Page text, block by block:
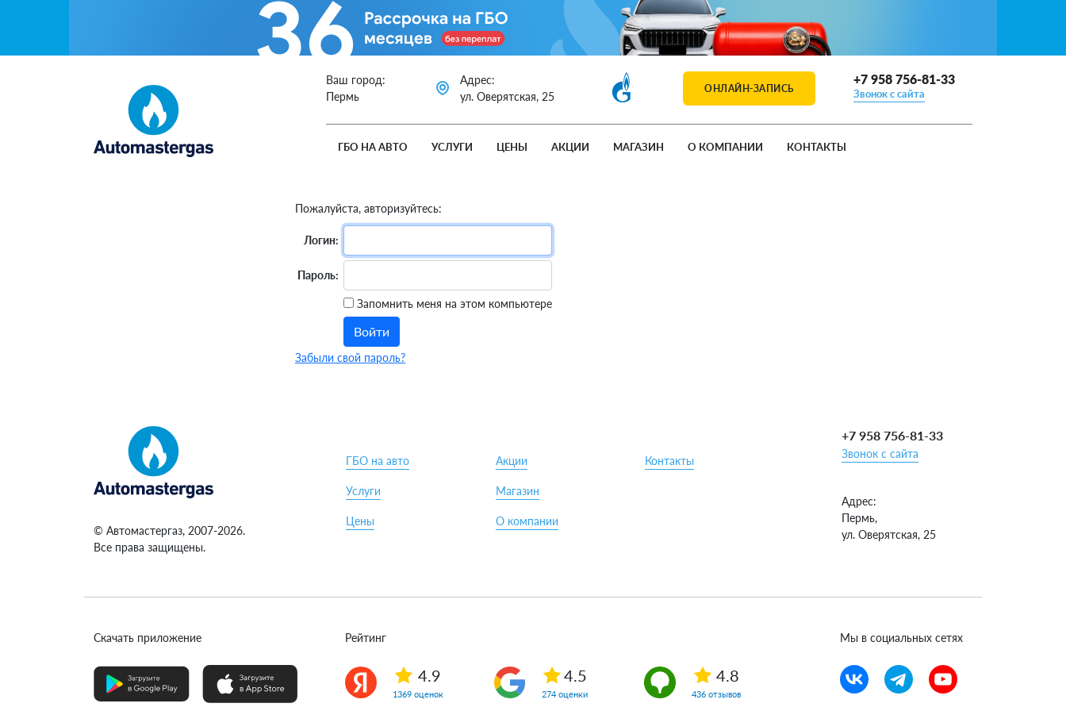
Ваш город:
Пермь
Адрес:
ул. Оверятская, 25
ОНЛАЙН-ЗАПИСЬ
+7 958 756-81-33
Звонок с сайта
ГБО НА АВТО УСЛУГИ ЦЕНЫ АКЦИИ МАГАЗИН О КОМПАНИИ КОНТАКТЫ
Пожалуйста, авторизуйтесь:
Логин:
Пароль:
Запомнить меня на этом компьютере
Забыли свой пароль?
© Автомастергаз, 2007-2026.
Все права защищены.
ГБО на авто
Услуги
Цены
Акции
Магазин
О компании
Контакты
+7 958 756-81-33
Звонок с сайта
Адрес:
Пермь,
ул. Оверятская, 25
Скачать приложение Рейтинг
4.9
1369 оценок
4.5
274 оценки
4.8
436 отзывов
Мы в социальных сетях